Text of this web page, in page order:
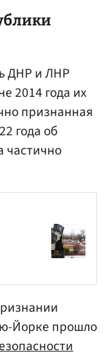
ДНР и ЛНР
2014 года их
признанная
года об
частично
Йорке прошло